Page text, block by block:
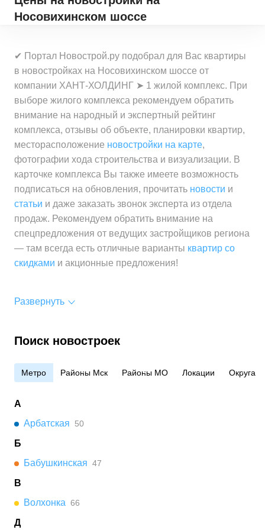
Носовихинском шоссе
✔ Портал Новострой.ру подобрал для Вас квартиры
в новостройках на Носовихинском шоссе от
компании ХАНТ-ХОЛДИНГ ➤ 1 жилой комплекс. При
выборе жилого комплекса рекомендуем обратить
внимание на народный и экспертный рейтинг
комплекса, отзывы об объекте, планировки квартир,
месторасположение новостройки на карте,
фотографии хода строительства и визуализации. В
карточке комплекса Вы также имеете возможность
подписаться на обновления, прочитать новости и
статьи и даже заказать звонок эксперта из отдела
продаж. Рекомендуем обратить внимание на
спецпредложения от ведущих застройщиков региона
— там всегда есть отличные варианты квартир со
скидками и акционные предложения!
Развернуть
Поиск новостроек
Метро Районы Мск Районы МО Локации Округа
А
Арбатская
50
Б
Бабушкинская 47
В
Волхонка 66
Д